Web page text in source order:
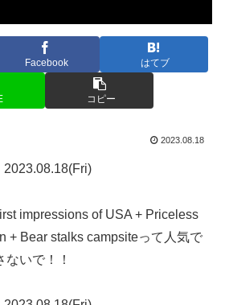
Facebook はてブ
コピー
2023.08.18
2023.08.18(Fri)
impressions of USA + Priceless
+ Bear stalks campsiteって人気で
いで！！